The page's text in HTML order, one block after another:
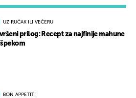
UZ RUČAK ILI VEČERU
prilog: Recept za najfinije mahune
špekom
BON APPETIT!